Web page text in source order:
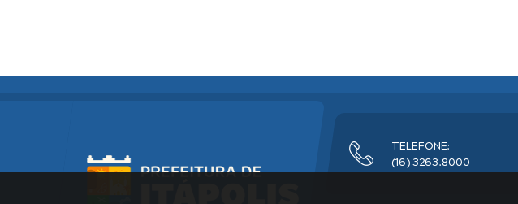
TELEFONE:
(16) 3263.8000